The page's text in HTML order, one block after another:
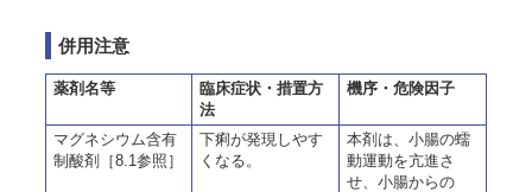
併用注意
薬剤名等
臨床症状・措置方
法
機序・危険因子
マグネシウム含有
制酸剤［8.1参照］
下痢が発現しやす
くなる。
本剤は、小腸の蠕
動運動を亢進さ
せ、小腸からの